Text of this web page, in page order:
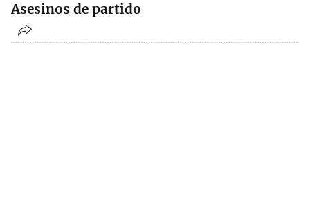
Asesinos de partido